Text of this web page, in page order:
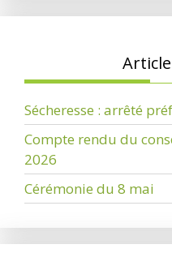
Sécheresse : arrêté
Compte rendu du
2026
Cérémonie du 8 mai